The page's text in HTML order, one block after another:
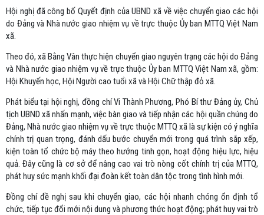
Hội nghị đã công bố Quyết định của UBND xã về việc chuyển giao các hội
do Đảng và Nhà nước giao nhiệm vụ về trực thuộc Ủy ban MTTQ Việt Nam
xã.
Theo đó, xã Bằng Vân thực hiện chuyển giao nguyên trạng các hội do Đảng
và Nhà nước giao nhiệm vụ về trực thuộc Ủy ban MTTQ Việt Nam xã, gồm:
Hội Khuyến học, Hội Người cao tuổi xã và Hội Chữ thập đỏ xã.
Phát biểu tại hội nghị, đồng chí Vi Thành Phương, Phó Bí thư Đảng ủy, Chủ
tịch UBND xã nhấn mạnh, việc bàn giao và tiếp nhận các hội quần chúng do
Đảng, Nhà nước giao nhiệm vụ về trực thuộc MTTQ xã là sự kiện có ý nghĩa
chính trị quan trọng, đánh dấu bước chuyển mới trong quá trình sắp xếp,
kiện toàn tổ chức bộ máy theo hướng tinh gọn, hoạt động hiệu lực, hiệu
quả. Đây cũng là cơ sở để nâng cao vai trò nòng cốt chính trị của MTTQ,
phát huy sức mạnh khối đại đoàn kết toàn dân tộc trong tình hình mới.
Đồng chí đề nghị sau khi chuyển giao, các hội nhanh chóng ổn định tổ
chức, tiếp tục đổi mới nội dung và phương thức hoạt động; phát huy vai trò